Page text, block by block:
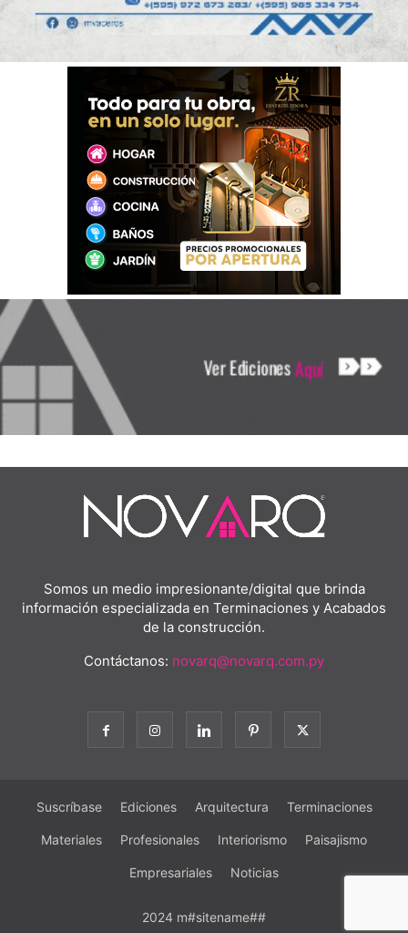
Somos un medio impresionante/digital que brinda
información especializada en Terminaciones y Acabados
de la construcción.
Contáctanos: novarq@novarq.com.py
Suscríbase Ediciones Arquitectura Terminaciones
Materiales Profesionales Interiorismo Paisajismo
Empresariales Noticias
2024 m#sitename##